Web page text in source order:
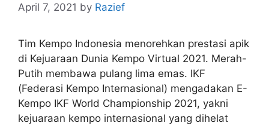
April 7, 2021 by Razief
Tim Kempo Indonesia menorehkan prestasi apik
di Kejuaraan Dunia Kempo Virtual 2021. Merah-
Putih membawa pulang lima emas. IKF
(Federasi Kempo Internasional) mengadakan E-
Kempo IKF World Championship 2021, yakni
kejuaraan kempo internasional yang dihelat